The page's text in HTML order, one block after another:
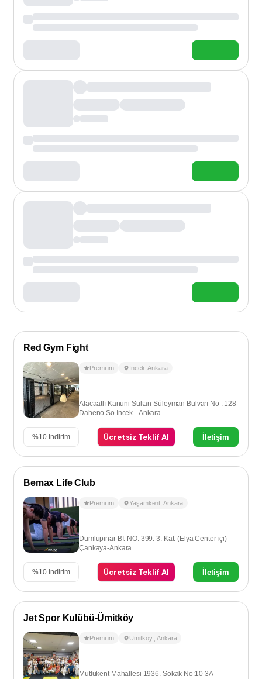
Red Gym Fight
Premium İncek ,Ankara
Alacaatlı Kanuni Sultan Süleyman Bulvarı No : 128
Daheno So İncek - Ankara
%10 İndirim Ücretsiz Teklif Al İletişim
Bemax Life Club
Premium Yaşamkent ,Ankara
Dumlupınar BI. NO: 399. 3. Kat. (Elya Center içi)
Çankaya-Ankara
%10 İndirim Ücretsiz Teklif Al İletişim
Jet Spor Kulübü-Ümitköy
Premium Ümitköy ,Ankara
Mutlukent Mahallesi 1936. Sokak No:10-3A